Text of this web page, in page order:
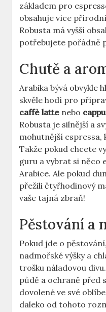
základem pro
obsahuje více
Robusta má vyšší
potřebujete pořádně
Chutě a
Arabika bývá obvykle
skvěle hodí pro
caffè latte nebo
Robusta je silnější a
mohutnější espressa,
Takže pokud chcete
guru a vybrat si něco
Arabice. Ale pokud
přežili čtyřhodinový
vaše tajná zbraň!
Pěstování a
Pokud jde o
nadmořské výšky a
trošku náladovou
půdě a ochraně před
dovolené ve své
daleko od tohoto